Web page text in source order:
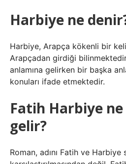
Harbiye ne
Harbiye, Arapça kökenli bir
Arapçadan girdiği
anlamına gelirken bir başka
konuları ifade etmektedir.
Fatih Harbiye
gelir?
Roman, adını Fatih ve Harbiye